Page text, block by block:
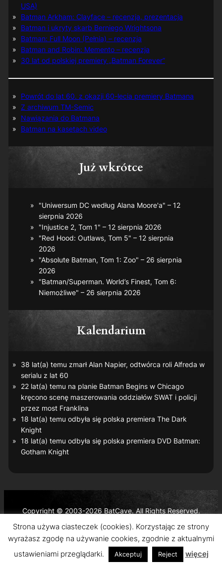
USA)
Batman Arkham: Clayface – recenzja, prezentacja
Batman i ukryty skarb Berniego Wrightsona
Batman: Full Moon (Pełnia) – recenzja
Batman and Robin: Memento – recenzja
30 lat od polskiej premiery „Batman Forever”
Powrót do lat 60. z okazji 60-lecia premiery Batmana
Z archiwum TM-Semic
Nawiązania do Batmana
Batman na kasetach video
Już wkrótce
"Uniwersum DC według Alana Moore'a" – 12
sierpnia 2026
"Injustice 2, Tom 1" – 12 sierpnia 2026
"Red Hood: Outlaws, Tom 5" – 12 sierpnia
2026
"Absolute Batman, Tom 1: Zoo" – 26 sierpnia
2026
"Batman/Superman. World’s Finest, Tom 6:
Niemożliwe" – 26 sierpnia 2026
Kalendarium
38 lat(a) temu zmarł Alan Napier, odtwórca roli Alfreda w
serialu z lat 60
22 lat(a) temu na planie Batman Beginsw Chicago
kręcono scenę maszerowania oddziałów SWAT i policji
przez most Franklina
18 lat(a) temu odbyła się polska premiera The Dark
Knight
18 lat(a) temu odbyła się polska premiera DVD Batman:
Gotham Knight
Copyright © 2003-2026 BatCave. All Rights Reserved.
Batman and all related characters and elements are the
trademarks of © DC Comics and Warner Bros. Entertainment
Inc.
Strona używa ciasteczek (cookies). Korzystając ze strony
wyrażasz zgodę na używanie cookies, zgodnie z aktualnymi
ustawieniami przeglądarki.
Akceptuj Reject więcej